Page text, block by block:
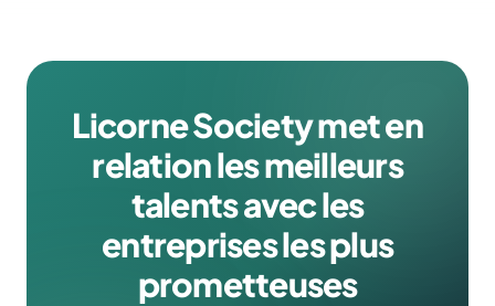
Licorne Society met en
relation les meilleurs
talents avec les
entreprises les plus
prometteuses